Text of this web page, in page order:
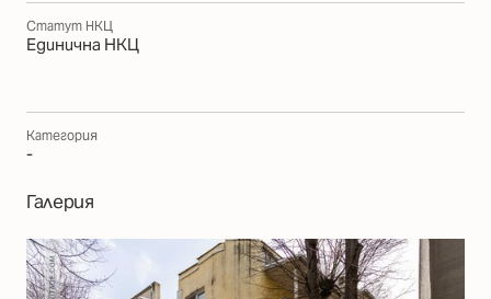
Статут НКЦ
Единична НКЦ
Категория
-
Галерия